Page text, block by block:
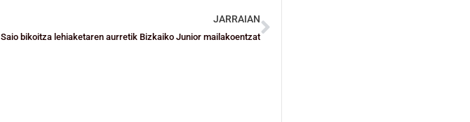
JARRAIAN
Saio bikoitza lehiaketaren aurretik Bizkaiko Junior mailakoentzat